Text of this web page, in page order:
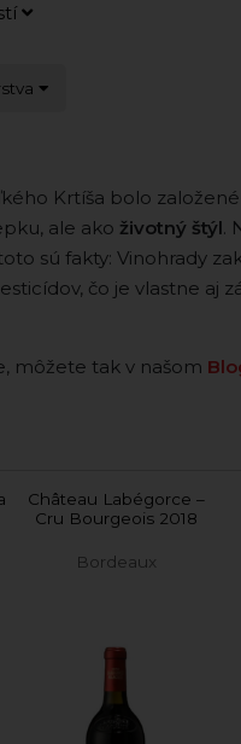
Krtíša bolo
ale ako životný štýl.
sú fakty: Vinohrady
čo je vlastne aj
môžete tak v našom
Château Labégorce –
Cru Bourgeois 2018
Bordeaux